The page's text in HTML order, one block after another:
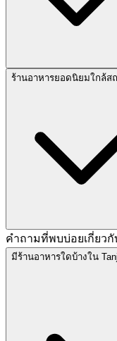
ร้านอาหารยอดนิยมใกล้ส
คำถามที่พบบ่อยเกี่ยว
มีร้านอาหารใดบ้างใน